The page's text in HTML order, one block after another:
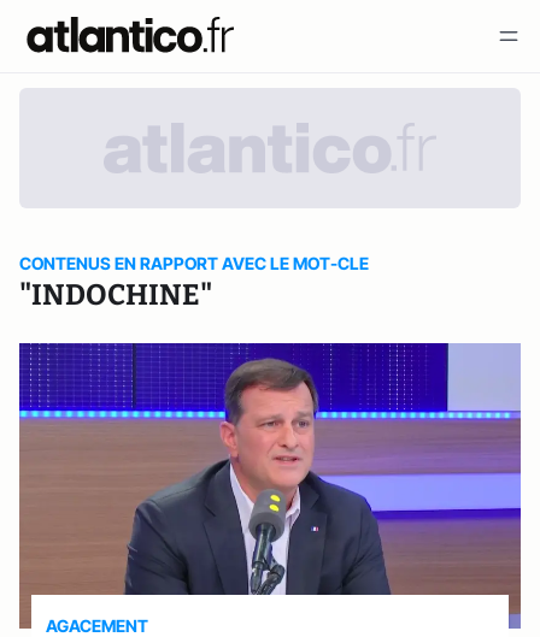
CONTENUS EN RAPPORT AVEC LE MOT-CLE
"INDOCHINE"
AGACEMENT